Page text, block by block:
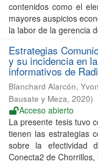
contenidos como el
mayores auspicios
la labor de la gerencia
Estrategias
y su incidencia en
informativos de
Blanchard Alarcón,
Bausate y Meza, 2020)
Acceso abierto
La presente tesis tuvo
tienen las estrategias
sobre la efectividad
Conecta2 de Chorrillos,